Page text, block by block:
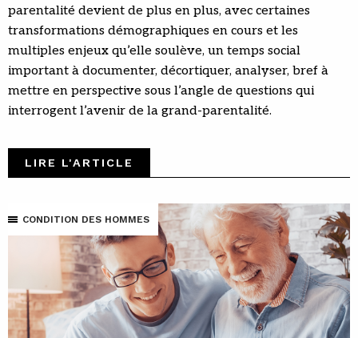
parentalité devient de plus en plus, avec certaines
transformations démographiques en cours et les
multiples enjeux qu’elle soulève, un temps social
important à documenter, décortiquer, analyser, bref à
mettre en perspective sous l’angle de questions qui
interrogent l’avenir de la grand-parentalité.
LIRE L'ARTICLE
CONDITION DES HOMMES